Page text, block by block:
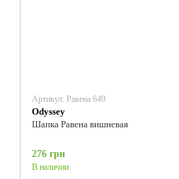
Артикул: Равена 649
Odyssey
Шапка Равена вишневая
276 грн
В наличии